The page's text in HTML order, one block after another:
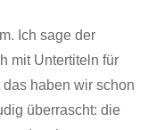
Ich sage der
mit Untertiteln für
haben wir schon
überrascht: die